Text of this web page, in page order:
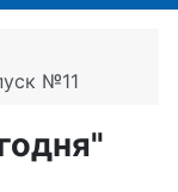
№11